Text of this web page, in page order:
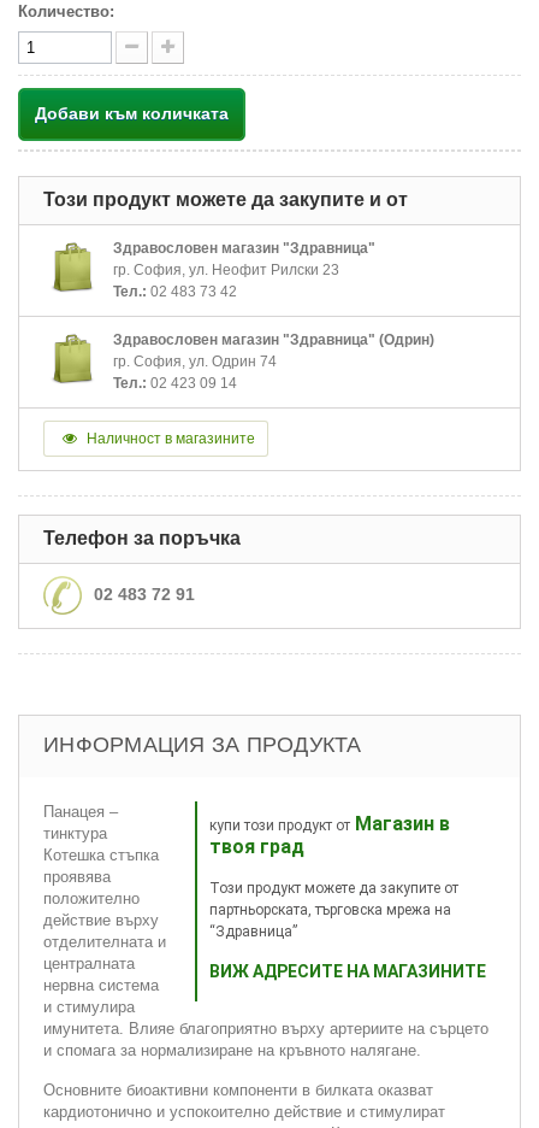
Количество:
Добави към количката
Този продукт можете да закупите и от
Здравословен магазин "Здравница"
гр. София, ул. Неофит Рилски 23
Тел.: 02 483 73 42
Здравословен магазин "Здравница" (Одрин)
гр. София, ул. Одрин 74
Тел.: 02 423 09 14
Наличност в магазините
Телефон за поръчка
02 483 72 91
ИНФОРМАЦИЯ ЗА ПРОДУКТА
купи този продукт от Магазин в
твоя град
Този продукт можете да закупите от
партньорската, търговска мрежа на
“Здравница”
ВИЖ АДРЕСИТЕ НА МАГАЗИНИТЕ
Панацея –
тинктура
Котешка стъпка
проявява
положително
действие върху
отделителната и
централната
нервна система
и стимулира
имунитета. Влияе благоприятно върху артериите на сърцето
и спомага за нормализиране на кръвното налягане.
Основните биоактивни компоненти в билката оказват
кардиотонично и успокоително действие и стимулират